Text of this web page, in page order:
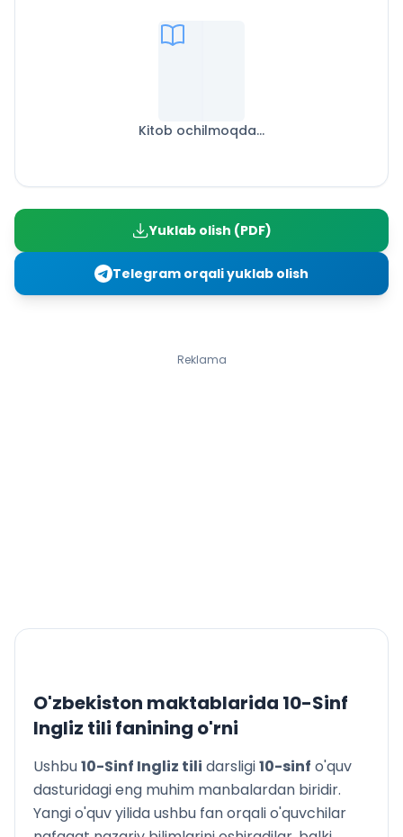
Kitob ochilmoqda...
Yuklab olish (PDF)
Telegram orqali yuklab olish
Reklama
O'zbekiston maktablarida 10-Sinf
Ingliz tili fanining o'rni
Ushbu10-Sinf Ingliz tili darsligi10-sinf o'quv
dasturidagi eng muhim manbalardan biridir.
Yangi o'quv yilida ushbu fan orqali o'quvchilar